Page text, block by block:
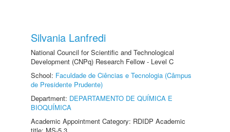
Silvania Lanfredi
National Council for Scientific and Technological
Development (CNPq) Research Fellow - Level C
School: Faculdade de Ciências e Tecnologia (Câmpus
de Presidente Prudente)
Department: DEPARTAMENTO DE QUÍMICA E
BIOQUÍMICA
Academic Appointment Category: RDIDP Academic